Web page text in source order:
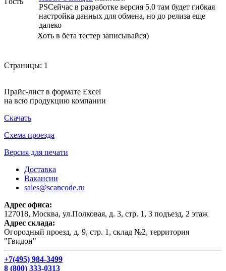
PSСейчас в разработке версия 5.0 там будет гибкая
настройка данных для обмена, но до релиза еще
далеко
Хоть в бета тестер записывайся)
Страницы: 1
Прайс-лист в формате Excel
на всю продукцию компании
Скачать
Схема проезда
Версия для печати
Доставка
Вакансии
sales@scancode.ru
Адрес офиса:
127018, Москва, ул.Полковая, д. 3, стр. 1, 3 подъезд, 2 этаж
Адрес склада:
Огородный проезд, д. 9, стр. 1, склад №2, территория
"Гвидон"
+7(495) 984-3499
8 (800) 333-0313